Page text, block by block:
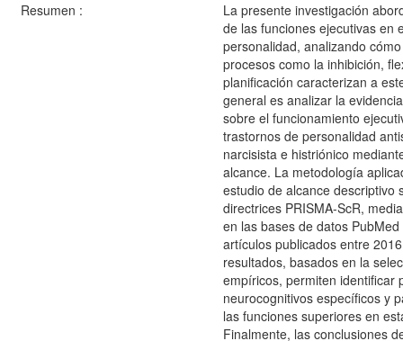
Resumen :
La presente investigación
de las funciones ejecutivas en
personalidad, analizando
procesos como la inhibición,
planificación caracterizan a
general es analizar la
sobre el funcionamiento
trastornos de personalidad
narcisista e histriónico
alcance. La metodología
estudio de alcance descriptivo
directrices PRISMA-ScR,
en las bases de datos
artículos publicados entre
resultados, basados en la
empíricos, permiten identificar
neurocognitivos específicos y
las funciones superiores en
Finalmente, las conclusiones